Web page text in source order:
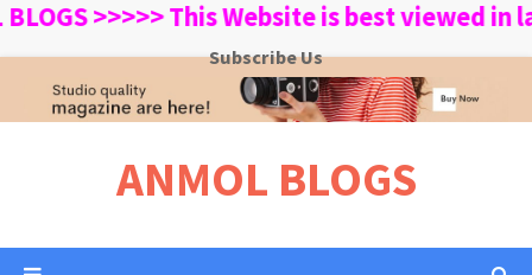
>>>>> This Website is best viewed in
Subscribe Us
ANMOL BLOGS